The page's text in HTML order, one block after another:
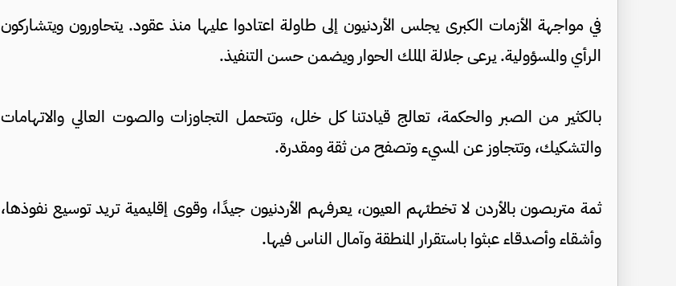
في مواجهة الأزمات الكبرى يجلس الأردنيون إلى طاولة اعتادوا عليها منذ عقود. يتحاورون ويتشاركون
الرأي والمسؤولية. يرعى جلالة الملك الحوار ويضمن حسن التنفيذ.
بالكثير من الصبر والحكمة، تعالج قيادتنا كل خلل، وتتحمل التجاوزات والصوت العالي والاتهامات
والتشكيك، وتتجاوز عن المسيء وتصفح من ثقة ومقدرة.
ثمة متربصون بالأردن لا تخطئهم العيون، يعرفهم الأردنيون جيدًا، وقوى إقليمية تريد توسيع نفوذها،
وأشقاء وأصدقاء عبثوا باستقرار المنطقة وآمال الناس فيها.